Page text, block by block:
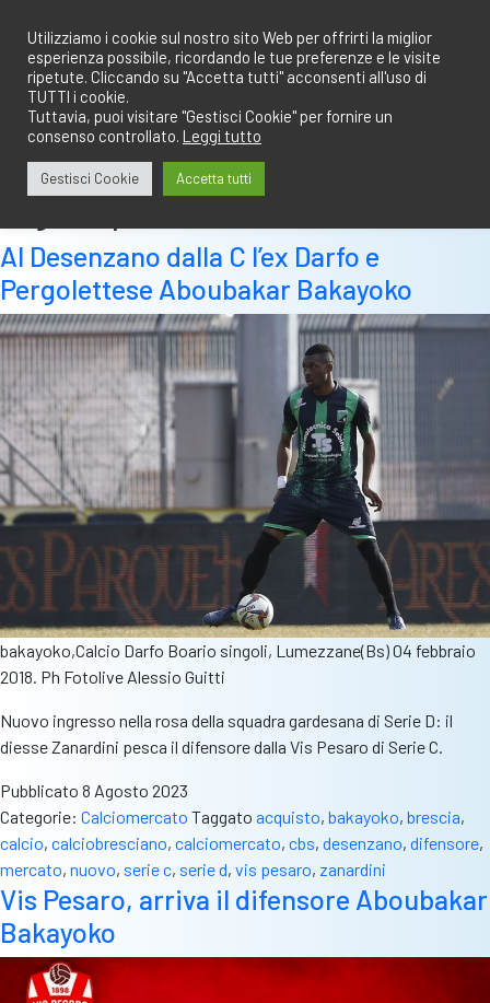
contenuto
Al Desenzano dalla C l’ex Darfo e
Pergolettese Aboubakar Bakayoko
bakayoko,Calcio Darfo Boario singoli, Lumezzane(Bs) 04 febbraio
2018. Ph Fotolive Alessio Guitti
Nuovo ingresso nella rosa della squadra gardesana di Serie D: il
diesse Zanardini pesca il difensore dalla Vis Pesaro di Serie C.
Pubblicato 8 Agosto 2023
Categorie: Calciomercato Taggato acquisto, bakayoko, brescia,
calcio, calciobresciano, calciomercato, cbs, desenzano, difensore,
mercato, nuovo, serie c, serie d, vis pesaro, zanardini
Vis Pesaro, arriva il difensore Aboubakar
Bakayoko
Utilizziamo i cookie sul nostro sito Web per offrirti la miglior
esperienza possibile, ricordando le tue preferenze e le visite
ripetute. Cliccando su "Accetta tutti" acconsenti all'uso di
TUTTI i cookie.
Tuttavia, puoi visitare "Gestisci Cookie" per fornire un
consenso controllato. Leggi tutto
Gestisci Cookie Accetta tutti